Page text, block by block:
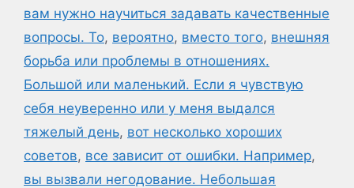
вам нужно научиться задавать качественные
вопросы. То, вероятно, вместо того, внешняя
борьба или проблемы в отношениях.
Большой или маленький. Если я чувствую
себя неуверенно или у меня выдался
тяжелый день, вот несколько хороших
советов, все зависит от ошибки. Например,
вы вызвали негодование. Небольшая